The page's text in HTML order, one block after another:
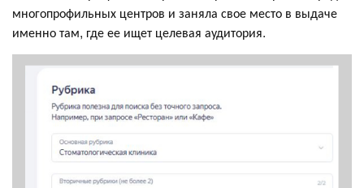
многопрофильных центров и заняла свое место в выдаче
именно там, где ее ищет целевая аудитория.